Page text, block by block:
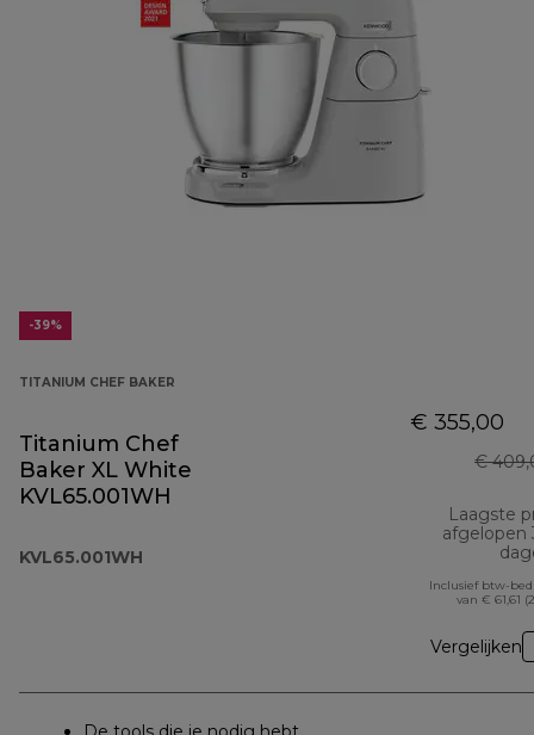
-39%
TITANIUM CHEF BAKER
Titanium Chef
Baker XL White
KVL65.001WH
KVL65.001WH
€ 355,00
€
Laagste
afgelopen
Inclusief btw-
van € 61,61
Vergelijken